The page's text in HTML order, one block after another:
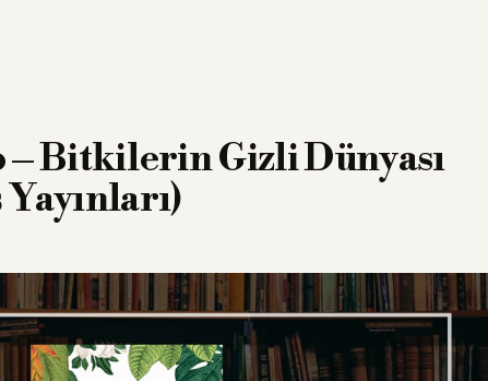
Bitkilerin Gizli Dünyası